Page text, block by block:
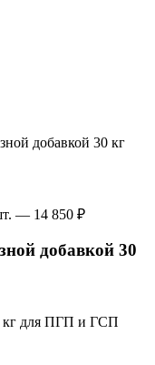
— 14 850 ₽
добавкой 30